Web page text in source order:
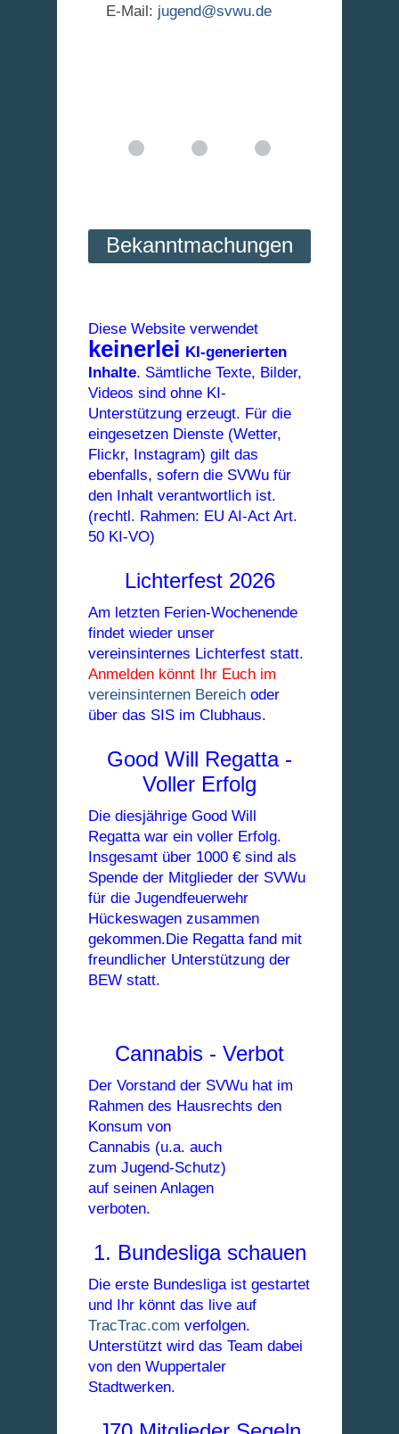
E-Mail: jugend@svwu.de
Bekanntmachungen
Diese Website verwendet
keinerlei KI-generierten
Inhalte. Sämtliche Texte, Bilder,
Videos sind ohne KI-
Unterstützung erzeugt. Für die
eingesetzen Dienste (Wetter,
Flickr, Instagram) gilt das
ebenfalls, sofern die SVWu für
den Inhalt verantwortlich ist.
(rechtl. Rahmen: EU AI-Act Art.
50 KI-VO)
Lichterfest 2026
Am letzten Ferien-Wochenende
findet wieder unser
vereinsinternes Lichterfest statt.
Anmelden könnt Ihr Euch im
vereinsinternen Bereich oder
über das SIS im Clubhaus.
Good Will Regatta -
Voller Erfolg
Die diesjährige Good Will
Regatta war ein voller Erfolg.
Insgesamt über 1000 € sind als
Spende der Mitglieder der SVWu
für die Jugendfeuerwehr
Hückeswagen zusammen
gekommen.Die Regatta fand mit
freundlicher Unterstützung der
BEW statt.
Cannabis - Verbot
Der Vorstand der SVWu hat im
Rahmen des Hausrechts den
Konsum von
Cannabis (u.a. auch
zum Jugend-Schutz)
auf seinen Anlagen
verboten.
1. Bundesliga schauen
Die erste Bundesliga ist gestartet
und Ihr könnt das live auf
TracTrac.com verfolgen.
Unterstützt wird das Team dabei
von den Wuppertaler
Stadtwerken.